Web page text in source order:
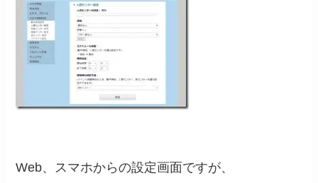
Web、スマホからの設定画面ですが、